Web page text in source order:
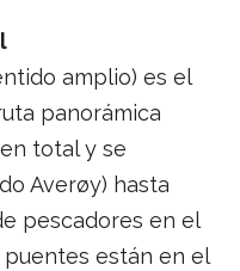
amplio) es el
panorámica
en total y se
Averøy) hasta
pescadores en el
están en el